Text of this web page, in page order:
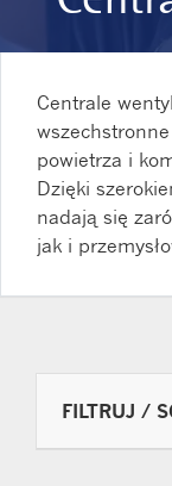
Centrale
powietrza i
Dzięki
nadają się
jak i
FILTRUJ /